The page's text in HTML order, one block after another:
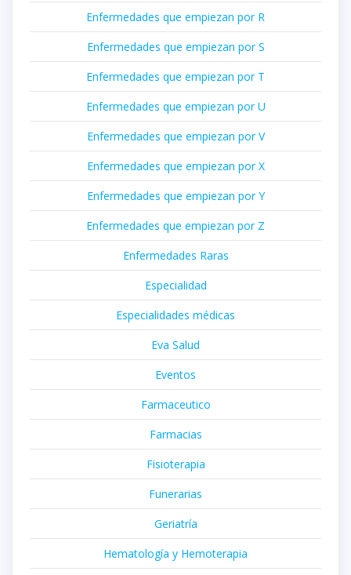
Enfermedades que empiezan por R
Enfermedades que empiezan por S
Enfermedades que empiezan por T
Enfermedades que empiezan por U
Enfermedades que empiezan por V
Enfermedades que empiezan por X
Enfermedades que empiezan por Y
Enfermedades que empiezan por Z
Enfermedades Raras
Especialidad
Especialidades médicas
Eva Salud
Eventos
Farmaceutico
Farmacias
Fisioterapia
Funerarias
Geriatría
Hematología y Hemoterapia